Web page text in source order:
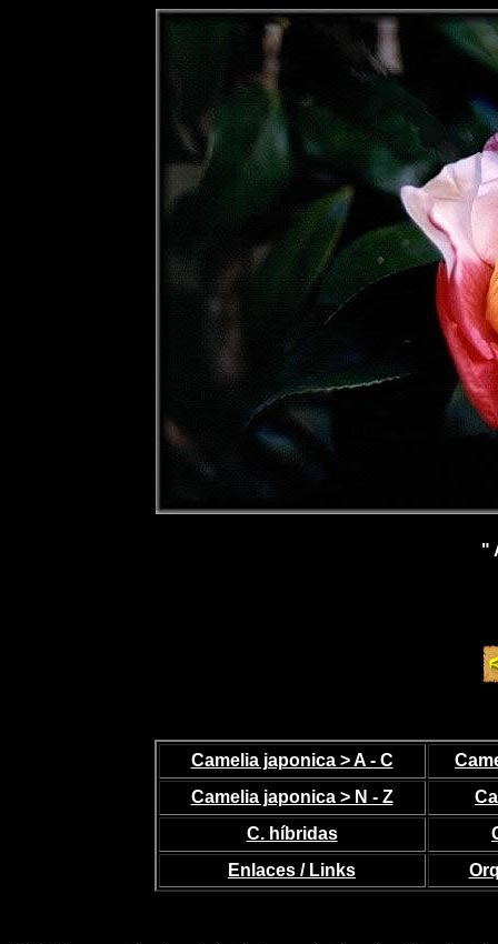
"
Camelia japonica > A - C
Camelia japonica > N - Z
C. híbridas
Enlaces / Links